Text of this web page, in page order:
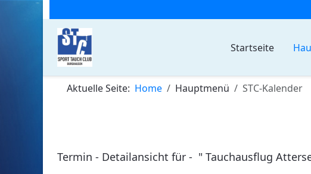
Startseite
Aktuelle Seite: Home Hauptmenü STC-Kalender
Termin - Detailansicht für - " Tauchausflug